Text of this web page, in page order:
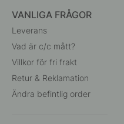
VANLIGA FRÅGOR
Leverans
Vad är c/c mått?
Villkor för fri frakt
Retur & Reklamation
Ändra befintlig order